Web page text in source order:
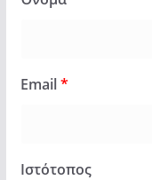
Email*
Ιστότοπος